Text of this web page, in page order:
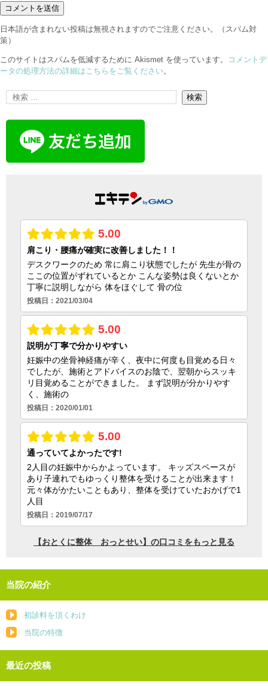
日本語が含まれない投稿は無視されますのでご注意ください。（スパム対
策）
このサイトはスパムを低減するために Akismet を使っています。
コメントデ
ータの処理方法の詳細はこちらをご覧ください。
当院の紹介
初診料を頂くわけ
当院の特徴
最近の投稿